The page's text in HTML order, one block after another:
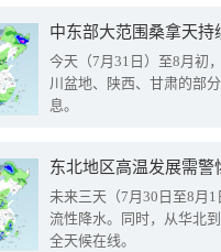
中东部大范围桑拿天
今天（7月31日）至8月初
川盆地、陕西、甘肃的部
息。
东北地区高温发展需
未来三天（7月30日至8月
流性降水。同时，从华北
全天候在线。